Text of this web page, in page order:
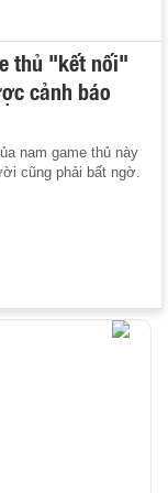
thủ "kết nối"
cảnh báo
nam game thủ này
cũng phải bất ngờ.